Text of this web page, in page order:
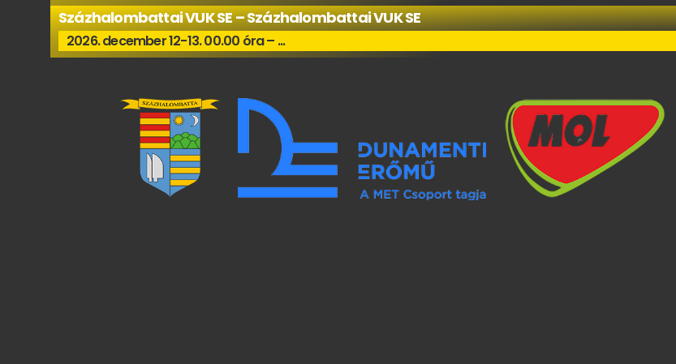
Százhalombattai VUK SE – Százhalombattai VUK SE
2026. december 12-13. 00.00 óra – ...